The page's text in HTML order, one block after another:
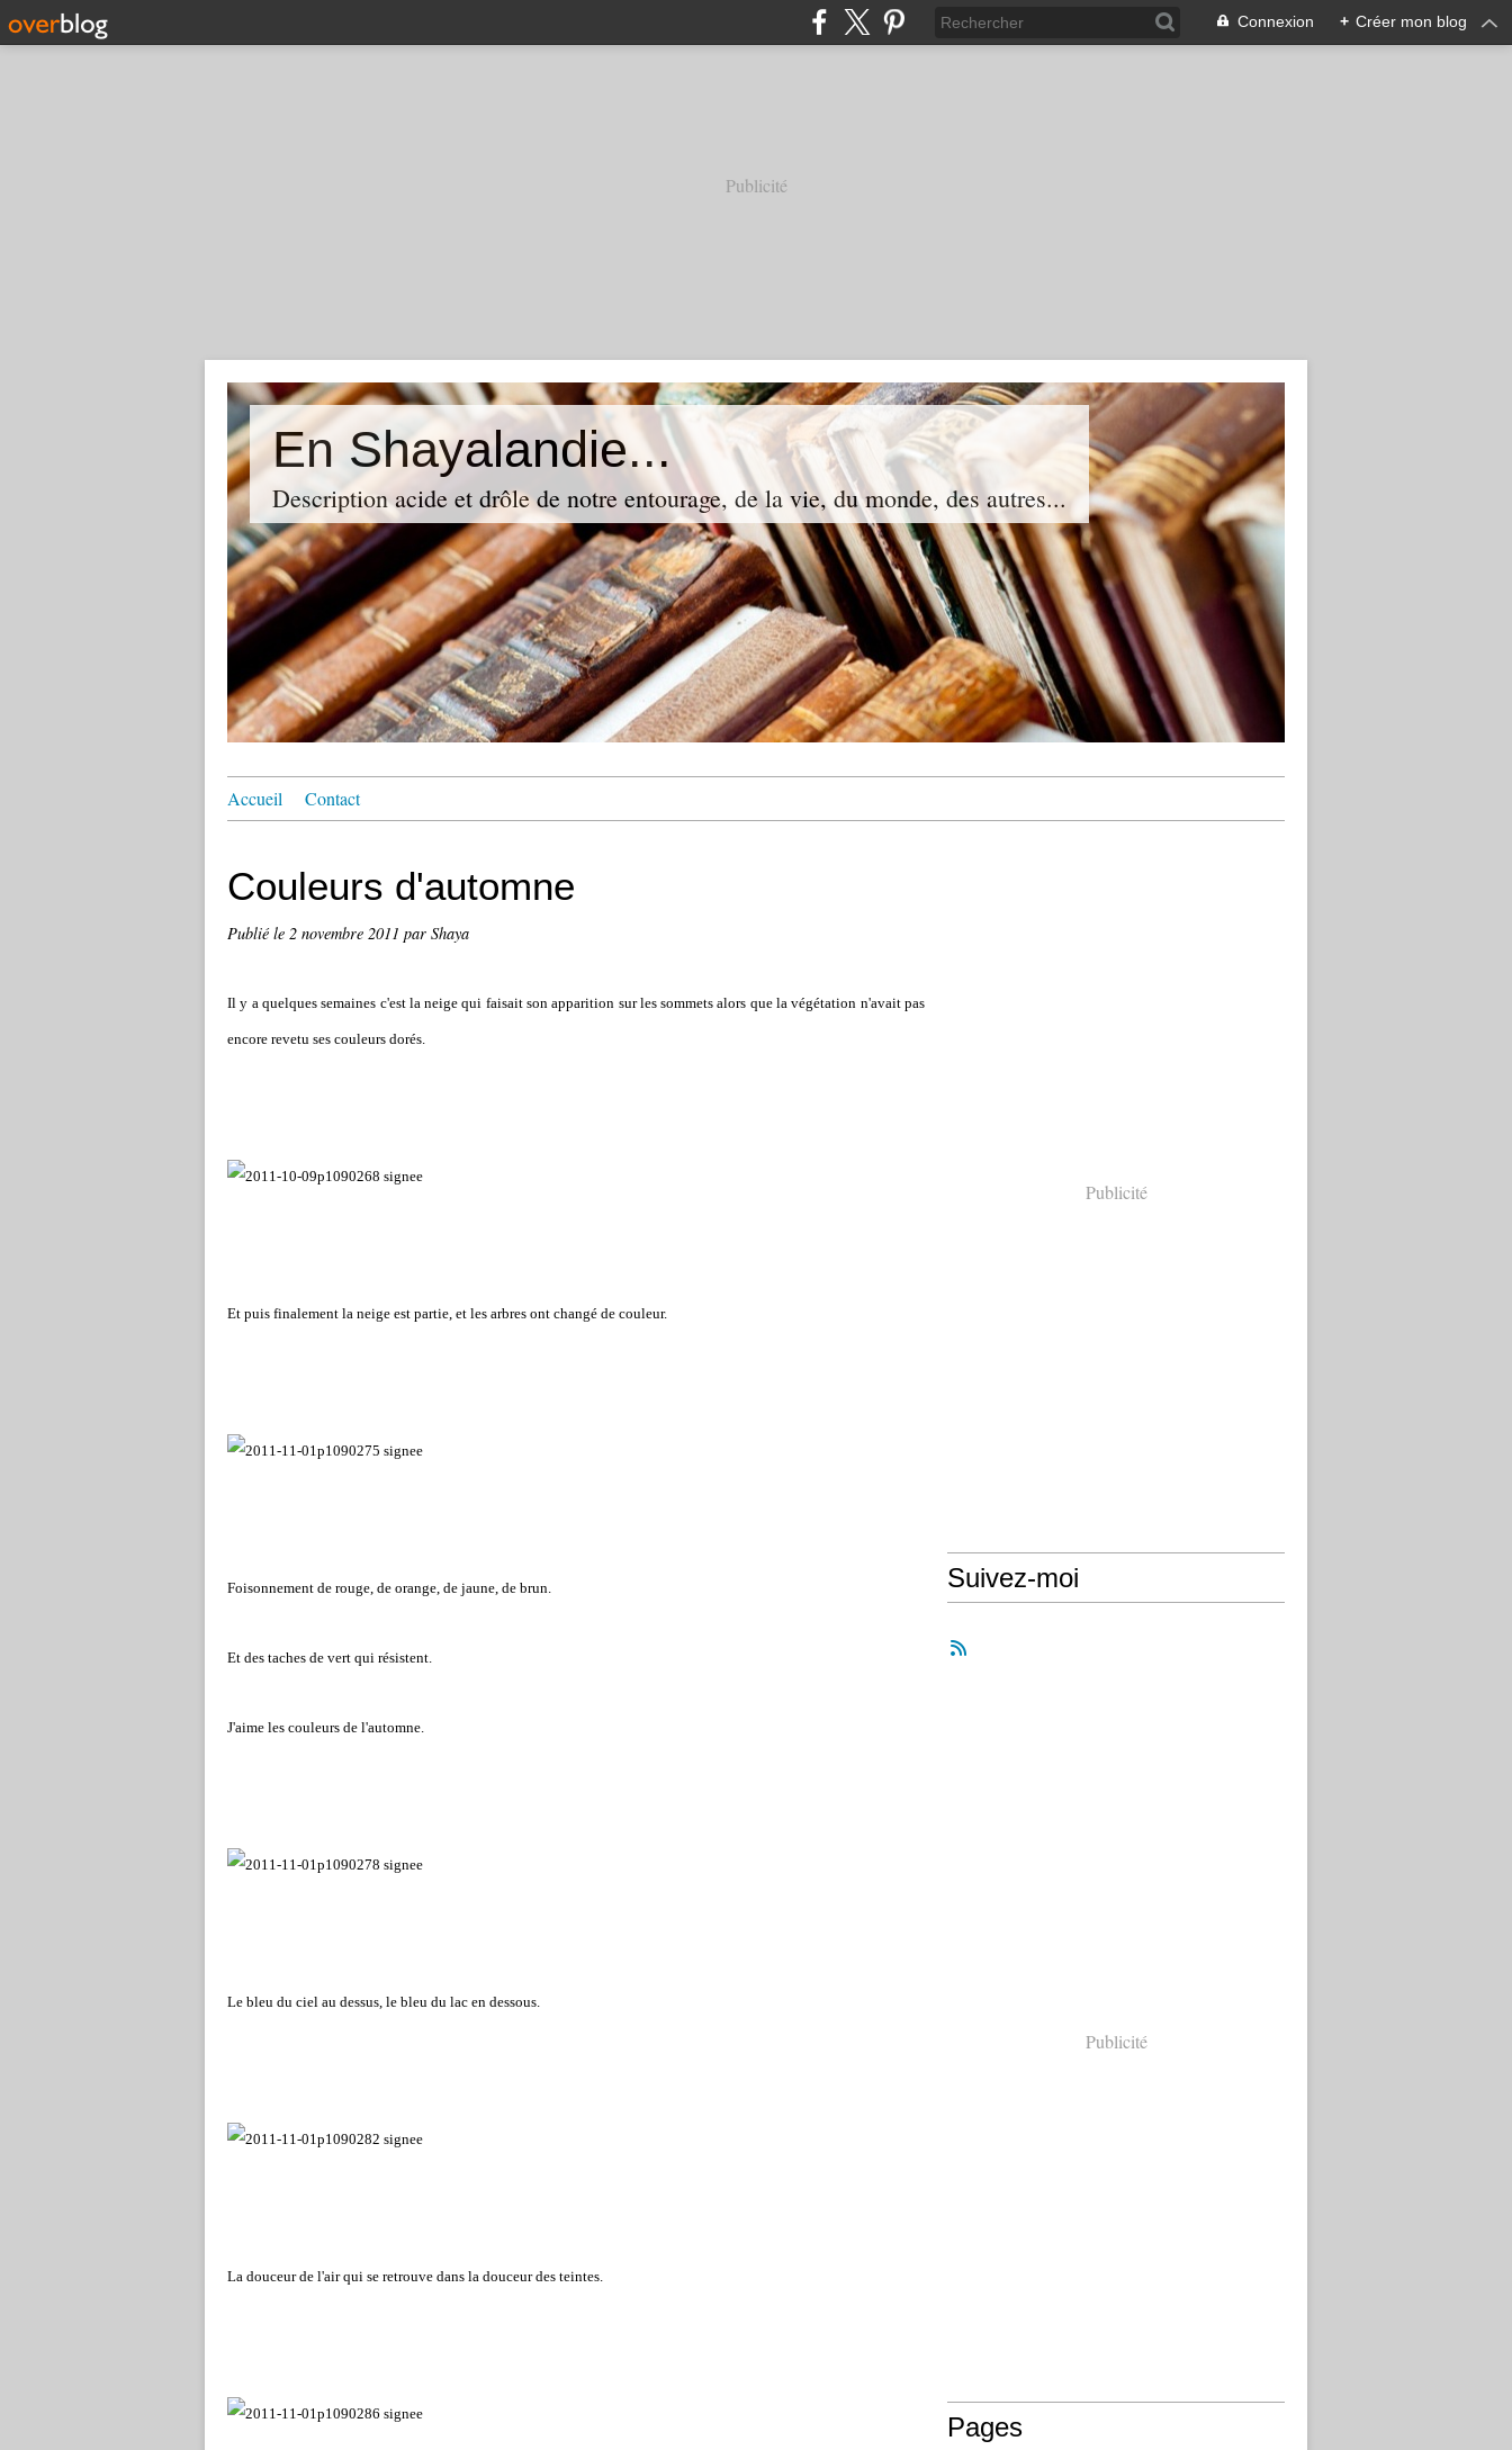
Connexion + Créer mon blog
Publicité
En Shayalandie...
Description acide et drôle de notre entourage, de la vie, du monde, des autres...
Accueil Contact
Couleurs d'automne
Publié le 2 novembre 2011 par Shaya
Il y a quelques semaines c'est la neige qui faisait son apparition sur les sommets alors que la végétation n'avait pas
encore revetu ses couleurs dorés.
Et puis finalement la neige est partie, et les arbres ont changé de couleur.
Foisonnement de rouge, de orange, de jaune, de brun.
Et des taches de vert qui résistent.
J'aime les couleurs de l'automne.
Le bleu du ciel au dessus, le bleu du lac en dessous.
La douceur de l'air qui se retrouve dans la douceur des teintes.
Publicité
Suivez-moi
Publicité
Pages